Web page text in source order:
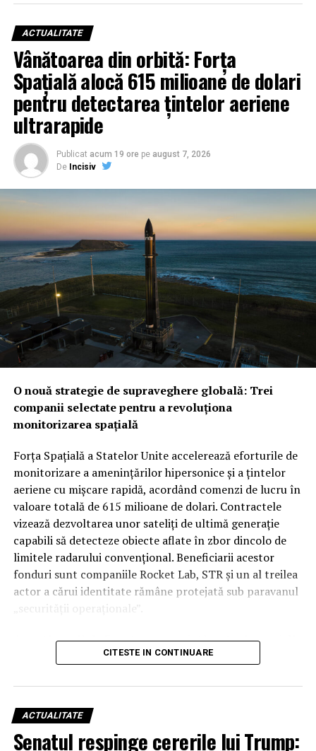
ACTUALITATE
Vânătoarea din orbită: Forța
Spațială alocă 615 milioane de dolari
pentru detectarea țintelor aeriene
ultrarapide
Publicat acum 19 ore pe august 7, 2026
De Incisiv
O nouă strategie de supraveghere globală: Trei
companii selectate pentru a revoluționa
monitorizarea spațială
Forța Spațială a Statelor Unite accelerează eforturile de
monitorizare a amenințărilor hipersonice și a țintelor
aeriene cu mișcare rapidă, acordând comenzi de lucru în
valoare totală de 615 milioane de dolari. Contractele
vizează dezvoltarea unor sateliți de ultimă generație
capabili să detecteze obiecte aflate în zbor dincolo de
limitele radarului convențional. Beneficiarii acestor
fonduri sunt companiile Rocket Lab, STR și un al treilea
actor a cărui identitate rămâne protejată sub paravanul
„securității operaționale”.
Această rundă de finanțare reprezintă o etapă esențială
în programul SB-AMTI (Space-Based Airborne Moving
lansat în luna aprilie a acestui an. Inițiativa este
gestionată de biroul de portofoliu pentru detecție și
țintire spațială, având ca scop final crearea unei rețele
de senzori orbitali care să elimine „zonele oarbe” în fața
CITESTE IN CONTINUARE
ACTUALITATE
Senatul respinge cererile lui Trump: